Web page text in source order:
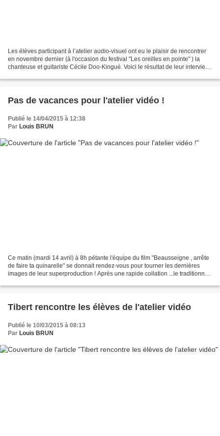
Les élèves participant à l’atelier audio-visuel ont eu le plaisir de rencontrer
en novembre dernier (à l'occasion du festival "Les oreilles en pointe" ) la
chanteuse et guitariste Cécile Doo-Kingué. Voici le résultat de leur interview.
Pas de vacances pour l'atelier vidéo !
Publié le 14/04/2015 à 12:38
Par Louis BRUN
Ce matin (mardi 14 avril) à 8h pétante l'équipe du film "Beausseigne , arrête
de faire ta quinarelle" se donnait rendez-vous pour tourner les dernières
images de leur superproduction ! Après une rapide collation ...le traditionnel
Tibert rencontre les élèves de l'atelier vidéo
Publié le 10/03/2015 à 08:13
Par Louis BRUN